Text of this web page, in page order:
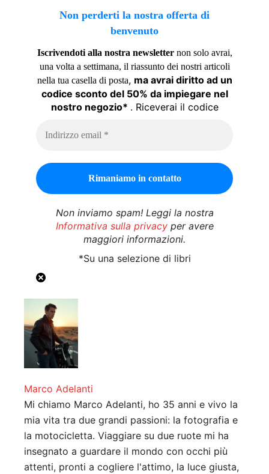
Non perderti la nostra offerta di
benvenuto
Iscrivendoti alla nostra newsletternon solo avrai,
una volta a settimana, il riassunto dei nostri articoli
nella tua casella di posta, ma avrai diritto ad un
codice sconto del 50% da impiegare nel
nostro negozio* . Riceverai il codice
Non inviamo spam! Leggi la nostra
Informativa sulla privacyper avere
maggiori informazioni.
*Su una selezione di libri
Marco Adelanti
Mi chiamo Marco Adelanti, ho 35 anni e vivo la
mia vita tra due grandi passioni: la fotografia e
la motocicletta. Viaggiare su due ruote mi ha
insegnato a guardare il mondo con occhi più
attenti, pronti a cogliere l'attimo, la luce giusta,